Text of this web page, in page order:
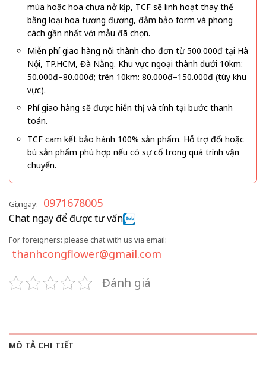
mùa hoặc hoa chưa nở kịp, TCF sẽ linh hoạt thay thế
bằng loại hoa tương đương, đảm bảo form và phong
cách gần nhất với mẫu đã chọn.
Miễn phí giao hàng nội thành cho đơn từ 500.000đ tại Hà
Nội, TP.HCM, Đà Nẵng. Khu vực ngoại thành dưới 10km:
50.000đ–80.000đ; trên 10km: 80.000đ–150.000đ (tùy khu
vực).
Phí giao hàng sẽ được hiển thị và tính tại bước thanh
toán.
TCF cam kết bảo hành 100% sản phẩm. Hỗ trợ đổi hoặc
bù sản phẩm phù hợp nếu có sự cố trong quá trình vận
chuyển.
Gọi ngay: 0971678005
Chat ngay để được tư vấn
For foreigners: please chat with us via email:
thanhcongflower@gmail.com
Đánh giá
MÔ TẢ CHI TIẾT